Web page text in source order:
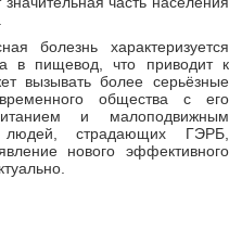
болезнь характеризуется
в пищевод, что приводит к
вызывать более серьёзные
общества с его
и малоподвижным
людей, страдающих ГЭРБ,
нового эффективного